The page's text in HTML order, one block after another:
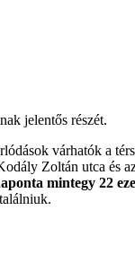
jelentős részét.
várhatók a
Zoltán utca
mintegy 22